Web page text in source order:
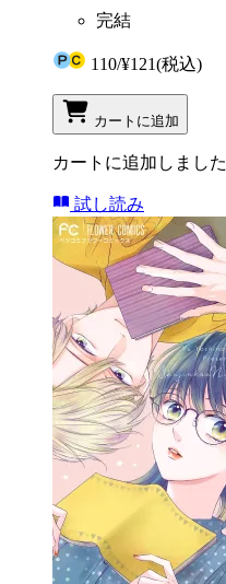
完結
110/¥121(税込)
カートに追加
カートに追加しました
試し読み